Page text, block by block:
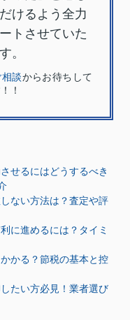
けるよう全力
トさせていた
。
相談からお待ちして
！
せるにはどうするべき
ない方法は？査定や評
に進めるには？タイミ
かる？節税の基本と控
たい方必見！業者選び